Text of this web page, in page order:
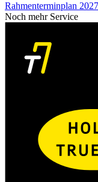
Rahmenterminplan 2027
Noch mehr Service